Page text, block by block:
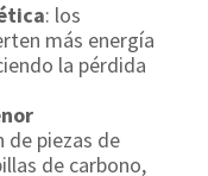
: los
más energía
la pérdida
de piezas de
de carbono,